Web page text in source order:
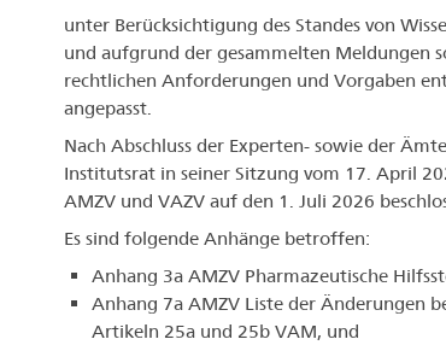
unter Berücksichtigung des Standes von
und aufgrund der gesammelten Meldungen
rechtlichen Anforderungen und Vorgaben
angepasst.
Nach Abschluss der Experten- sowie der
Institutsrat in seiner Sitzung vom 17. April
AMZV und VAZV auf den 1. Juli 2026
Es sind folgende Anhänge betroffen:
Anhang 3a AMZV Pharmazeutische
Anhang 7a AMZV Liste der Änderungen
Artikeln 25a und 25b VAM, und